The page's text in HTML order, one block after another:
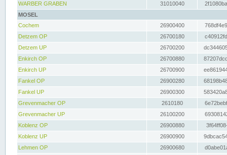
WARBER GRABEN
31010040
MOSEL
Cochem
26900400
Detzem OP
26700180
Detzem UP
26700200
Enkirch OP
26700880
Enkirch UP
26700900
Fankel OP
26900280
Fankel UP
26900300
Grevenmacher OP
2610180
Grevenmacher UP
26100200
Koblenz OP
26900880
Koblenz UP
26900900
Lehmen OP
26900680